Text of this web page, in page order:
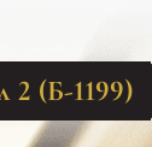
(Б-1199)